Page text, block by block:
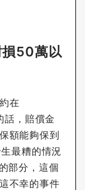
50萬以
在
，賠償金
額能夠保到
最糟的情況
部分，這個
不幸的事件